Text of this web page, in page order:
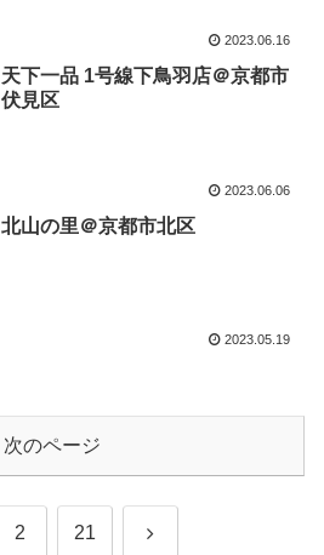
2023.06.16
天下一品 1号線下鳥羽店＠京都市
伏見区
2023.06.06
北山の里＠京都市北区
2023.05.19
次のページ
2 21 次